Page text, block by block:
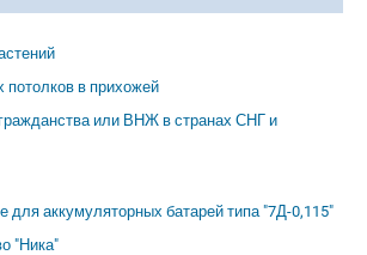
потолков в прихожей
или ВНЖ в странах СНГ и
для аккумуляторных батарей типа "7Д-0,115"
"Ника"